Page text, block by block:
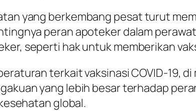
yang berkembang pesat turut
peran apoteker dalam
seperti hak untuk memberikan
terkait vaksinasi COVID-19,
yang lebih besar terhadap
global.